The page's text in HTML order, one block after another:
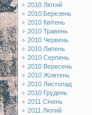
2010 Лютий
2010 Березень
2010 Квітень
2010 Травень
2010 Червень
2010 Липень
2010 Серпень
2010 Вересень
2010 Жовтень
2010 Листопад
2010 Грудень
2011 Січень
2011 Лютий